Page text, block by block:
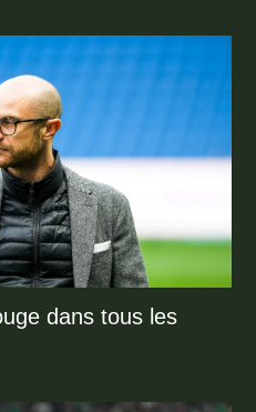
dans tous les